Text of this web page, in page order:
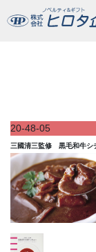
20-48-05
三國清三監修 黒毛和牛シ